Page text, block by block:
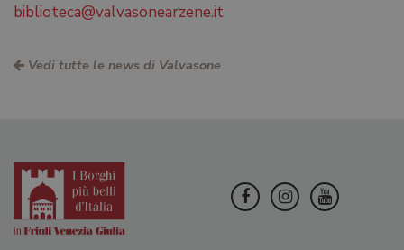
biblioteca@valvasonearzene.it
Vedi tutte le news di Valvasone